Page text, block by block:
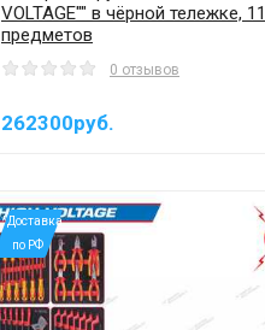
VOLTAGE"" в чёрной тележке,
предметов
0 отзывов
262300руб.
*Доставка
по РФ